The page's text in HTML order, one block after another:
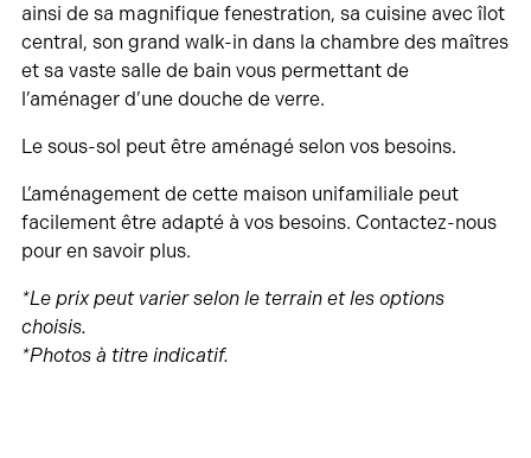
ainsi de sa magnifique fenestration, sa cuisine avec îlot
central, son grand walk-in dans la chambre des maîtres
et sa vaste salle de bain vous permettant de
l’aménager d’une douche de verre.
Le sous-sol peut être aménagé selon vos besoins.
L’aménagement de cette maison unifamiliale peut
facilement être adapté à vos besoins. Contactez-nous
pour en savoir plus.
*Le prix peut varier selon le terrain et les options
choisis.
*Photos à titre indicatif.